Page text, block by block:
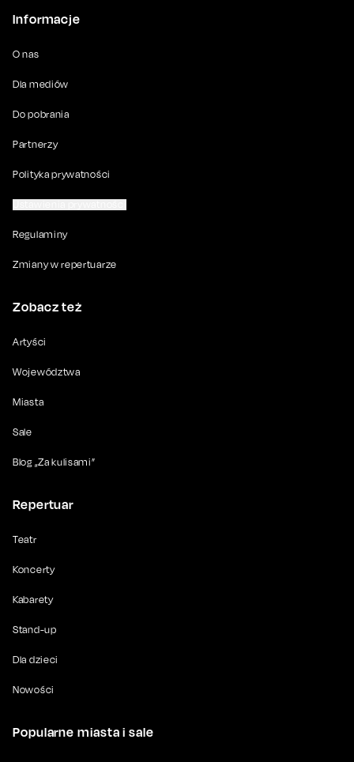
Informacje
O nas
Dla mediów
Do pobrania
Partnerzy
Polityka prywatności
Regulaminy
Zmiany w repertuarze
Zobacz też
Artyści
Województwa
Miasta
Sale
Blog „Za kulisami”
Repertuar
Teatr
Koncerty
Kabarety
Stand-up
Dla dzieci
Nowości
Popularne miasta i sale